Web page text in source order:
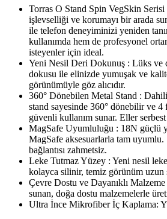
Torras O Stand Spin VegSkin Serisi
işlevselliği ve korumayı bir arada
ile telefon deneyiminizi yeniden
kullanımda hem de profesyonel
isteyenler için ideal.
Yeni Nesil Deri Dokunuş : Lüks ve
dokusu ile elinizde yumuşak ve
görünümüyle göz alıcıdır.
360° Dönebilen Metal Stand :
stand sayesinde 360° dönebilir ve 4
güvenli kullanım sunar. Eller
MagSafe Uyumluluğu : 18N güçlü
MagSafe aksesuarlarla tam uyumlu.
bağlantısı zahmetsiz.
Leke Tutmaz Yüzey : Yeni nesil
kolayca silinir, temiz görünüm uzun
Çevre Dostu ve Dayanıklı
sunan, doğa dostu malzemelerle
Ultra İnce Mikrofiber İç Kaplama: